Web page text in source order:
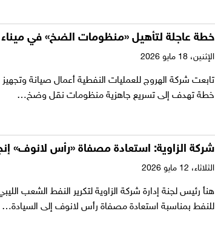
خطة عاجلة لتأهيل «منظومات الضخ» في
الإثنين،
خطة تهدف إلى تسريع جاهزية منظومات نقل وضخ…
شركة الزاوية: استعادة مصفاة «رأس لانوف»
الثلاثاء،
هنأ رئيس لجنة إدارة شركة الزاوية لتكرير النفط الشعب
للنفط بمناسبة استعادة مصفاة رأس لانوف إلى السيادة…